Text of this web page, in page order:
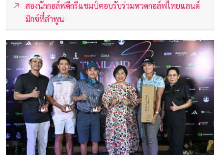
สองนักกอล์ฟดีกรีแชมป์ตอบรับร่วมหวดกอล์ฟไทยแลนด์
มิกซ์ที่ลำพูน